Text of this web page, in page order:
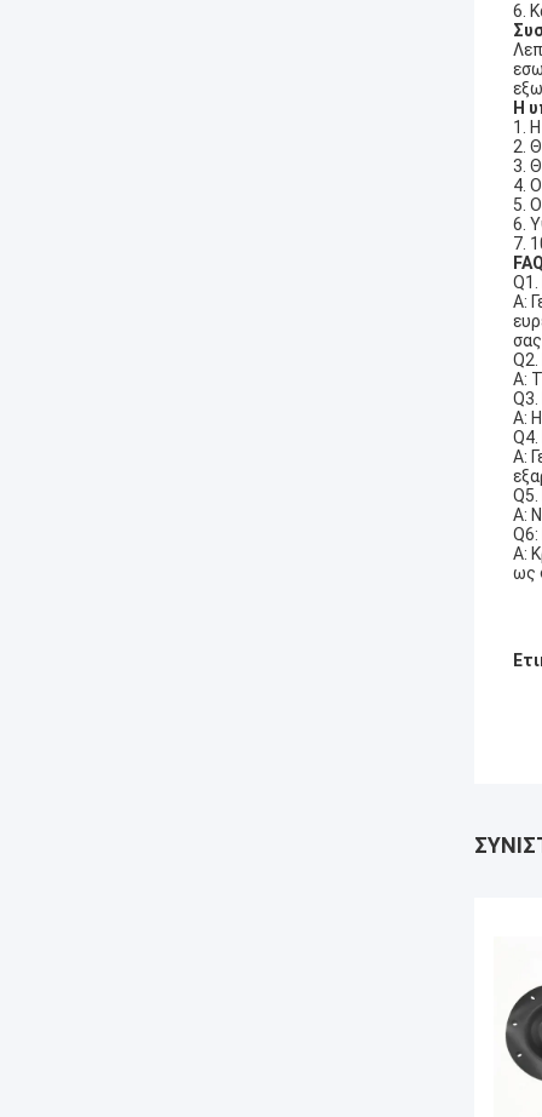
6.
Η
1.
2.
3.
4.
5.
6.
7.
Q1.
Α:
σας.
Q2.
Α:
Q3.
Α:
Α:
Α:
Α:
ως